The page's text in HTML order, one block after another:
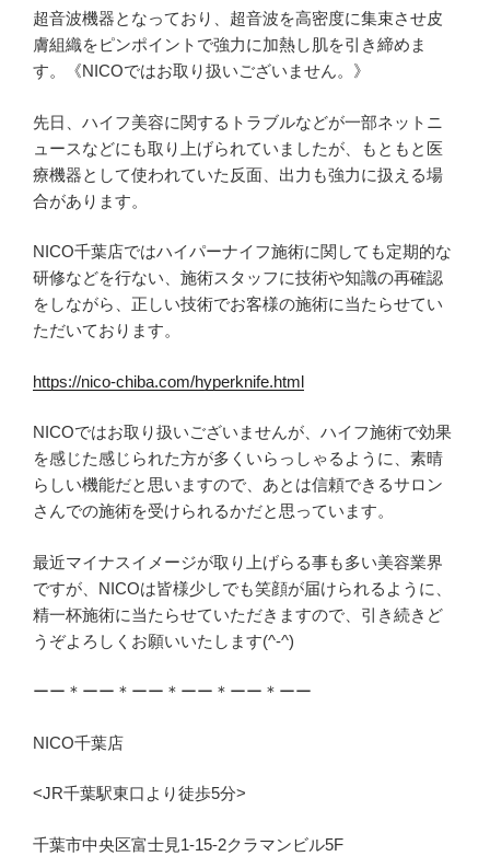
超音波機器となっており、超音波を高密度に集束させ皮
膚組織をピンポイントで強力に加熱し肌を引き締めま
す。《NICOではお取り扱いございません。》
先日、ハイフ美容に関するトラブルなどが一部ネットニ
ュースなどにも取り上げられていましたが、もともと医
療機器として使われていた反面、出力も強力に扱える場
合があります。
NICO千葉店ではハイパーナイフ施術に関しても定期的な
研修などを行ない、施術スタッフに技術や知識の再確認
をしながら、正しい技術でお客様の施術に当たらせてい
ただいております。
https://nico-chiba.com/hyperknife.html
NICOではお取り扱いございませんが、ハイフ施術で効果
を感じた感じられた方が多くいらっしゃるように、素晴
らしい機能だと思いますので、あとは信頼できるサロン
さんでの施術を受けられるかだと思っています。
最近マイナスイメージが取り上げらる事も多い美容業界
ですが、NICOは皆様少しでも笑顔が届けられるように、
精一杯施術に当たらせていただきますので、引き続きど
うぞよろしくお願いいたします(^-^)
ーー＊ーー＊ーー＊ーー＊ーー＊ーー
NICO千葉店
<JR千葉駅東口より徒歩5分>
千葉市中央区富士見1-15-2クラマンビル5F